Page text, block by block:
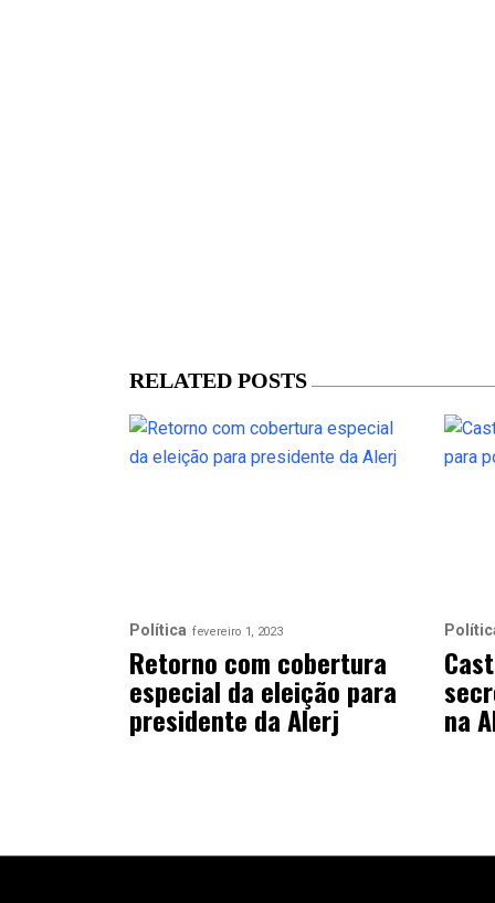
RELATED POSTS
Política fevereiro 1, 2023
Retorno com cobertura
especial da eleição para
presidente da Alerj na